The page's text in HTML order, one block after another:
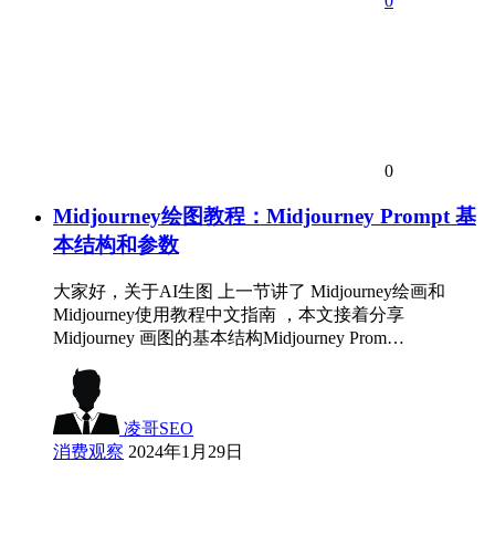
0
Midjourney绘图教程：Midjourney Prompt 基
本结构和参数
大家好，关于AI生图 上一节讲了 Midjourney绘画和
Midjourney使用教程中文指南 ，本文接着分享
Midjourney 画图的基本结构Midjourney Prom…
凌哥SEO
消费观察 2024年1月29日